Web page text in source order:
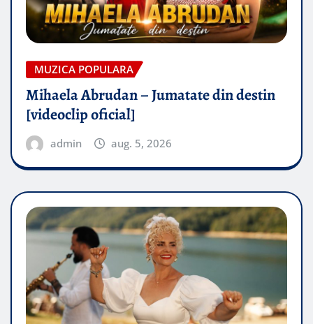
MUZICA POPULARA
Mihaela Abrudan – Jumatate din destin
[videoclip oficial]
admin aug. 5, 2026